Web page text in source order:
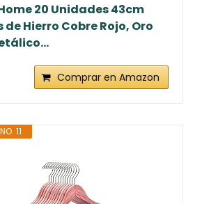
20 Unidades 43cm
de Hierro Cobre Rojo, Oro
Comprar en Amazon
11